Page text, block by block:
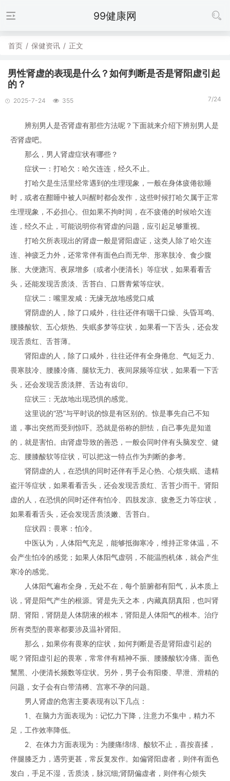
99健康网
首页 / 保健资讯 / 正文
男性肾虚的表现是什么？如何判断是否是肾阳虚引起
的？
2025-7-24 355 7/24
辨别男人是否肾虚有那些方法呢？下面就来介绍下辨别男人是
否肾虚吧。
那么，男人肾虚症状有哪些？
症状一：打哈欠：哈欠连连，经久不止。
打哈欠是生活里经常遇到的生理现象，一般在身体疲倦欲睡
时，或者在酣睡中被人叫醒时都会发作，这些时候打哈欠属于正常
生理现象，不必担心。但如果不拘时间，在不疲倦的时候哈欠连
连，经久不止，可能说明你有肾虚的问题，应引起足够重视。
打哈欠所表现出的肾虚一般是肾阳虚证，这类人除了哈欠连
连、神疲乏力外，还常常伴有面色白而无华、形寒肢冷、食少腹
胀、大便溏泻、夜尿增多（或者小便清长）等症状，如果看看舌
头，还能发现舌质淡、舌苔白、口唇青紫等症状。
症状二：嘴里发咸：无缘无故地感觉口咸
肾阴虚的人，除了口咸外，往往还伴有咽干口燥、头昏耳鸣、
腰膝酸软、五心烦热、失眠多梦等症状，如果看一下舌头，还会发
现舌质红、舌苔薄。
肾阳虚的人，除了口咸外，往往还伴有全身倦怠、气短乏力、
畏寒肢冷、腰膝冷痛、腿软无力、夜间尿频等症状，如果看一下舌
头，还会发现舌质淡胖、舌边有齿印。
症状三：无故地出现恐惧的感觉。
这里说的“恐”与平时说的惊是有区别的。惊是事先自己不知
道，事出突然而受到惊吓。恐就是俗称的胆怯，自己事先是知道
的，就是害怕。由肾虚导致的善恐，一般会同时伴有头脑发空、健
忘、腰膝酸软等症状，可以把这一特点作为判断的参考。
肾阴虚的人，在恐惧的同时还伴有手足心热、心烦失眠、遗精
盗汗等症状，如果看看舌头，还会发现舌质红、舌苔少而干。肾阳
虚的人，在恐惧的同时还伴有怕冷、四肢发凉、疲惫乏力等症状，
如果看看舌头，还会发现舌质淡嫩、舌苔白。
症状四：畏寒：怕冷。
中医认为，人体阳气充足，能够抵御寒冷，维持正常体温，不
会产生怕冷的感觉；如果人体阳气虚弱，不能温煦机体，就会产生
寒冷的感觉。
人体阳气遍布全身，无处不在，每个脏腑都有阳气，从本质上
说，肾是阳气产生的根源。肾是先天之本，内藏真阴真阳，也叫肾
阴、肾阳，肾阴是人体阴液的根本，肾阳是人体阳气的根本。治疗
所有类型的畏寒都要涉及温补肾阳。
那么，如果你有畏寒的症状，如何判断是否是肾阳虚引起的
呢？肾阳虚引起的畏寒，常常伴有精神不振、腰膝酸软冷痛、面色
黧黑、小便清长频数等症状。另外，男子会有阳痿、早泄、滑精的
问题，女子会有白带清稀、宫寒不孕的问题。
男人肾虚的危害主要表现有以下几点：
1、在脑力方面表现为：记忆力下降，注意力不集中，精力不
足，工作效率降低。
2、在体力方面表现为：为腰痛绵绵、酸软不止，喜按喜揉，
伴腿膝乏力，遇劳更甚，常反复发作。如偏肾阳虚者，则伴有面色
发白，手足不湿，舌质淡，脉沉细;肾阴偏虚者，则伴有心烦失